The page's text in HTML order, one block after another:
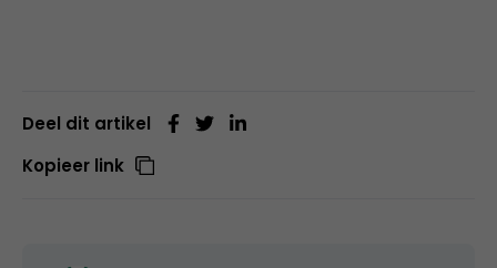
Deel dit artikel
Kopieer link